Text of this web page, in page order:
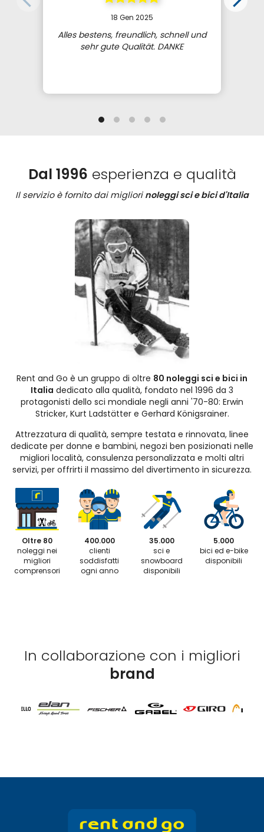
18 Gen 2025
Alles bestens, freundlich, schnell und
sehr gute Qualität. DANKE
Dal 1996 esperienza e qualità
Il servizio è fornito dai migliori noleggi sci e bici d'Italia
Rent and Go è un gruppo di oltre 80 noleggi sci e bici in
Italia dedicato alla qualità, fondato nel 1996 da 3
protagonisti dello sci mondiale negli anni '70-80: Erwin
Stricker, Kurt Ladstätter e Gerhard Königsrainer.
Attrezzatura di qualità, sempre testata e rinnovata, linee
dedicate per donne e bambini, negozi ben posizionati nelle
migliori località, consulenza personalizzata e molti altri
servizi, per offrirti il massimo del divertimento in sicurezza.
Oltre 80
noleggi nei
migliori
comprensori
400.000
clienti
soddisfatti
ogni anno
35.000
sci e
snowboard
disponibili
5.000
bici ed e-bike
disponibili
In collaborazione con i migliori
brand